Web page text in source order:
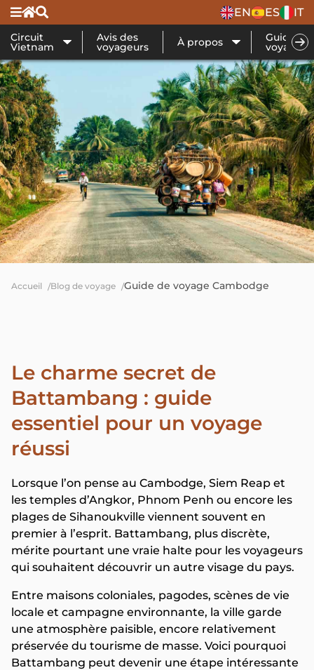
EN ES IT
Circuit
Vietnam
Avis des
voyageurs À propos Guide de
voyage
Accueil Blog de voyage Guide de voyage Cambodge
Le charme secret de
Battambang : guide
essentiel pour un voyage
réussi
Lorsque l’on pense au Cambodge, Siem Reap et
les temples d’Angkor, Phnom Penh ou encore les
plages de Sihanoukville viennent souvent en
premier à l’esprit. Battambang, plus discrète,
mérite pourtant une vraie halte pour les voyageurs
qui souhaitent découvrir un autre visage du pays.
Entre maisons coloniales, pagodes, scènes de vie
locale et campagne environnante, la ville garde
une atmosphère paisible, encore relativement
préservée du tourisme de masse. Voici pourquoi
Battambang peut devenir une étape intéressante